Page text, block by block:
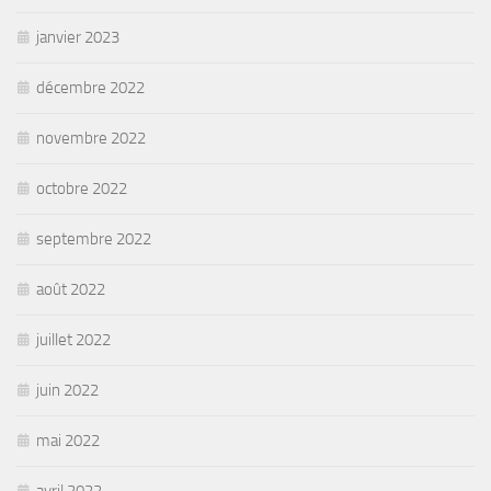
janvier 2023
décembre 2022
novembre 2022
octobre 2022
septembre 2022
août 2022
juillet 2022
juin 2022
mai 2022